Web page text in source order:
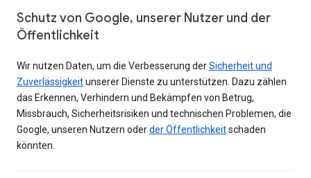
Schutz von Google, unserer Nutzer und der
Öffentlichkeit
Wir nutzen Daten, um die Verbesserung derSicherheit und
Zuverlässigkeitunserer Dienste zu unterstützen. Dazu zählen
das Erkennen, Verhindern und Bekämpfen von Betrug,
Missbrauch, Sicherheitsrisiken und technischen Problemen, die
Google, unseren Nutzern oderder Öffentlichkeitschaden
könnten.